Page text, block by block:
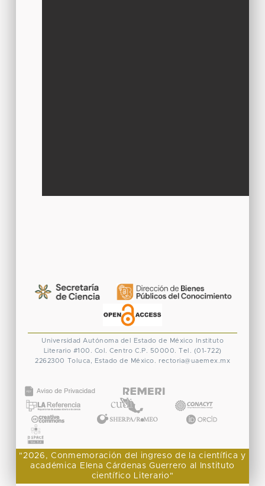
Universidad Autónoma del Estado de México
Instituto
Literario #100. Col. Centro C.P. 50000. Tel. (01-722)
2262300 Toluca, Estado de México. rectoria@uaemex.mx
"2026, Conmemoración del ingreso de la científica y
académica Elena Cárdenas Guerrero al Instituto
científico Literario"